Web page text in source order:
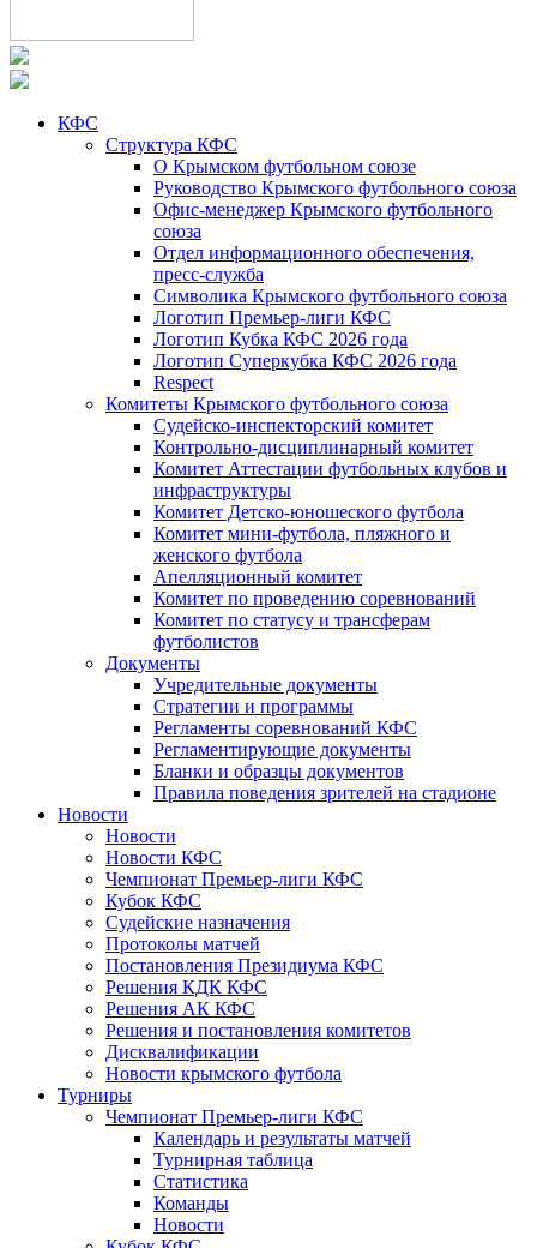
КФС
Структура КФС
О Крымском футбольном союзе
Руководство Крымского футбольного союза
Офис-менеджер Крымского футбольного
союза
Отдел информационного обеспечения,
пресс-служба
Символика Крымского футбольного союза
Логотип Премьер-лиги КФС
Логотип Кубка КФС 2026 года
Логотип Суперкубка КФС 2026 года
Respect
Комитеты Крымского футбольного союза
Судейско-инспекторский комитет
Контрольно-дисциплинарный комитет
Комитет Аттестации футбольных клубов и
инфраструктуры
Комитет Детско-юношеского футбола
Комитет мини-футбола, пляжного и
женского футбола
Апелляционный комитет
Комитет по проведению соревнований
Комитет по статусу и трансферам
футболистов
Документы
Учредительные документы
Стратегии и программы
Регламенты соревнований КФС
Регламентирующие документы
Бланки и образцы документов
Правила поведения зрителей на стадионе
Новости
Новости
Новости КФС
Чемпионат Премьер-лиги КФС
Кубок КФС
Судейские назначения
Протоколы матчей
Постановления Президиума КФС
Решения КДК КФС
Решения АК КФС
Решения и постановления комитетов
Дисквалификации
Новости крымского футбола
Турниры
Чемпионат Премьер-лиги КФС
Календарь и результаты матчей
Турнирная таблица
Статистика
Команды
Новости